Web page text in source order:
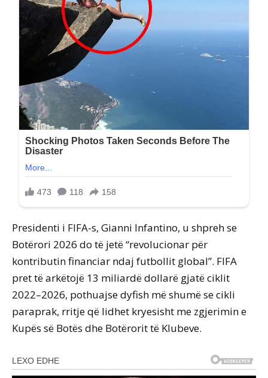
Presidenti i FIFA-s, Gianni Infantino, u shpreh se
Botërori 2026 do të jetë “revolucionar për
kontributin financiar ndaj futbollit global”. FIFA
pret të arkëtojë 13 miliardë dollarë gjatë ciklit
2022–2026, pothuajse dyfish më shumë se cikli
paraprak, rritje që lidhet kryesisht me zgjerimin e
Kupës së Botës dhe Botërorit të Klubeve.